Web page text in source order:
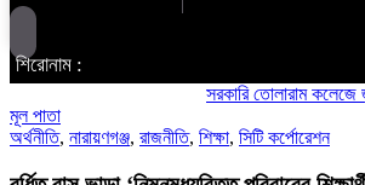
শিরোনাম :
সরকারি তোলারাম কলেজে
মূল পাতা
অর্থনীতি, নারায়ণগঞ্জ, রাজনীতি, শিক্ষা, সিটি কর্পোরেশন